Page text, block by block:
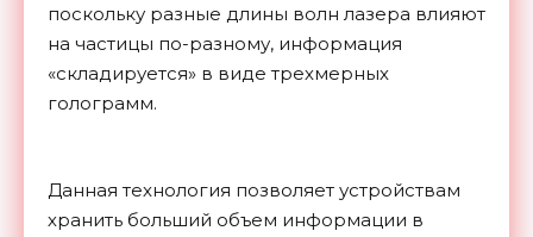
поскольку разные длины волн лазера влияют
на частицы по-разному, информация
«складируется» в виде трехмерных
голограмм.
Данная технология позволяет устройствам
хранить больший объем информации в